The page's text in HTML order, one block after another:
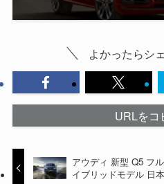
よかったらシ
URLをコ
アウディ 新型 Q5 フ
イブリッドモデル 日